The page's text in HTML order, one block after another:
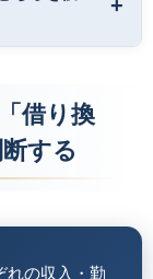
借り換
する
れの収入・勤